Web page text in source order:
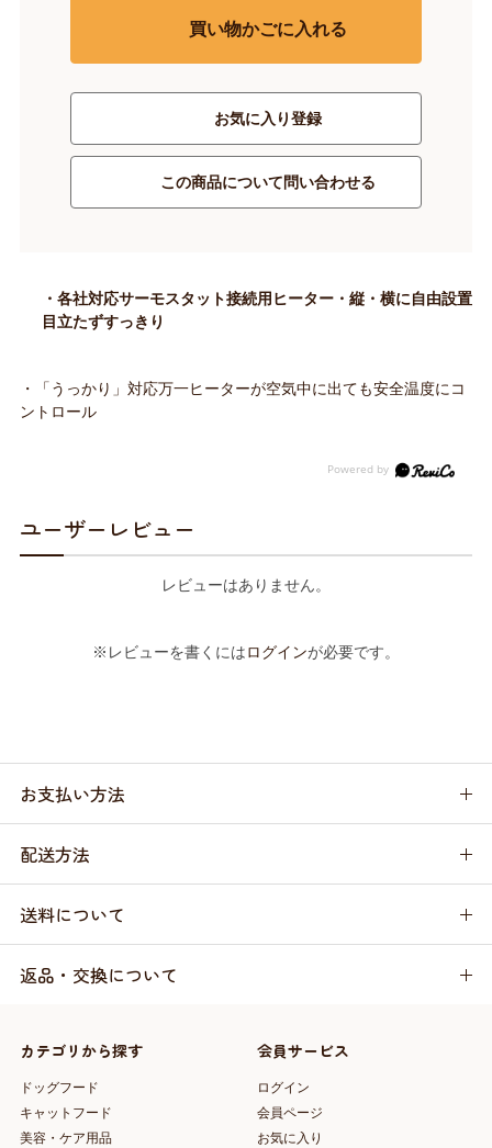
買い物かごに入れる
お気に入り登録
この商品について問い合わせる
・各社対応サーモスタット接続用ヒーター・縦・横に自由設置
目立たずすっきり
・「うっかり」対応万一ヒーターが空気中に出ても安全温度にコ
ントロール
ユーザーレビュー
レビューはありません。
※レビューを書くにはログインが必要です。
お支払い方法
配送方法
送料について
返品・交換について
カテゴリから探す
ドッグフード
キャットフード
美容・ケア用品
会員サービス
ログイン
会員ページ
お気に入り